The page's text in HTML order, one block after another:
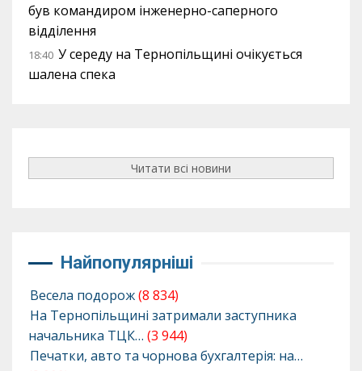
був командиром інженерно-саперного
відділення
18:40 У середу на Тернопільщині очікується
шалена спека
Читати всі новини
Найпопулярніші
Весела подорож(8 834)
На Тернопільщині затримали заступника
начальника ТЦК… (3 944)
Печатки, авто та чорнова бухгалтерія: на…